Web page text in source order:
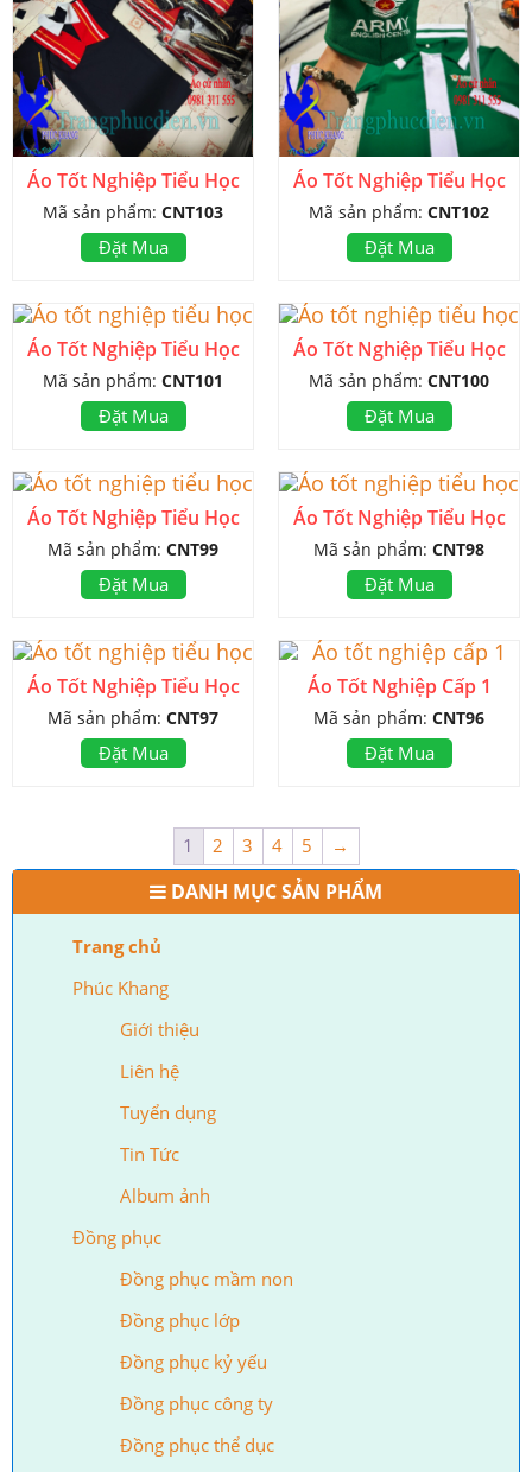
DANH MỤC SẢN PHẨM
Trang chủ
Phúc Khang
Giới thiệu
Liên hệ
Tuyển dụng
Tin Tức
Album ảnh
Đồng phục
Đồng phục mầm non
Đồng phục lớp
Đồng phục kỷ yếu
Đồng phục công ty
Đồng phục thể dục
Áo Tốt Nghiệp Tiểu Học
Mã sản phẩm: CNT103
Đặt Mua
Áo Tốt Nghiệp Tiểu Học
Mã sản phẩm: CNT102
Đặt Mua
Áo Tốt Nghiệp Tiểu Học
Mã sản phẩm: CNT101
Đặt Mua
Áo Tốt Nghiệp Tiểu Học
Mã sản phẩm: CNT100
Đặt Mua
Áo Tốt Nghiệp Tiểu Học
Mã sản phẩm: CNT99
Đặt Mua
Áo Tốt Nghiệp Tiểu Học
Mã sản phẩm: CNT98
Đặt Mua
Áo Tốt Nghiệp Tiểu Học
Mã sản phẩm: CNT97
Đặt Mua
Áo Tốt Nghiệp Cấp 1
Mã sản phẩm: CNT96
Đặt Mua
1 2 3 4 5 →